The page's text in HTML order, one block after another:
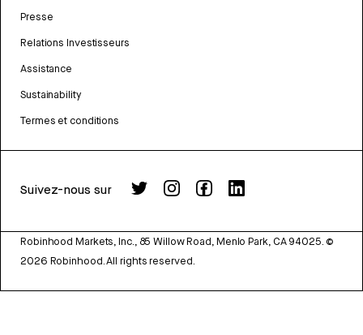
Presse
Relations Investisseurs
Assistance
Sustainability
Termes et conditions
Suivez-nous sur
Robinhood Markets, Inc., 85 Willow Road, Menlo Park, CA 94025. ©
2026 Robinhood. All rights reserved.